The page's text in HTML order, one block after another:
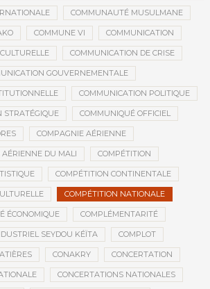
COMMUNAUTÉ MUSULMANE
COMMUNE VI COMMUNICATION
COMMUNICATION DE CRISE
GOUVERNEMENTALE
COMMUNICATION POLITIQUE
STRATÉGIQUE COMMUNIQUÉ OFFICIEL
COMPAGNIE AÉRIENNE
AÉRIENNE DU MALI COMPÉTITION
COMPÉTITION CONTINENTALE
COMPÉTITION NATIONALE
ÉCONOMIQUE COMPLÉMENTARITÉ
SEYDOU KÉÏTA COMPLOT
CONAKRY CONCERTATION
CONCERTATIONS NATIONALES